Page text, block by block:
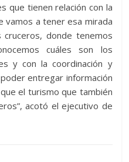
que tienen relación con la
vamos a tener esa mirada
donde tenemos
cuáles son los
y con la coordinación y
entregar información
el turismo que también
acotó el ejecutivo de